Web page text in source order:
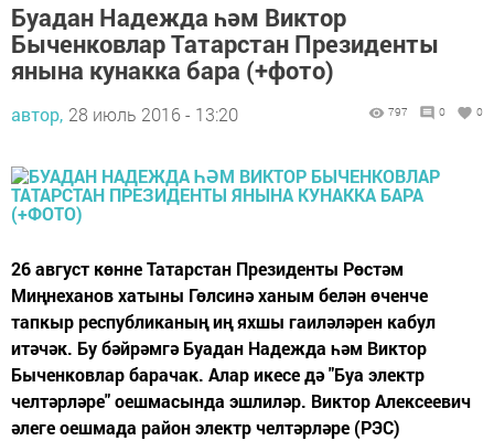
Буадан Надежда һәм Виктор
Быченковлар Татарстан Президенты
янына кунакка бара (+фото)
автор, 28 июль 2016 - 13:20 797 0 0
26 август көнне Татарстан Президенты Рөстәм
Миңнеханов хатыны Гөлсинә ханым белән өченче
тапкыр республиканың иң яхшы гаиләләрен кабул
итәчәк. Бу бәйрәмгә Буадан Надежда һәм Виктор
Быченковлар барачак. Алар икесе дә "Буа электр
челтәрләре" оешмасында эшлиләр. Виктор Алексеевич
әлеге оешмада район электр челтәрләре (РЭС)